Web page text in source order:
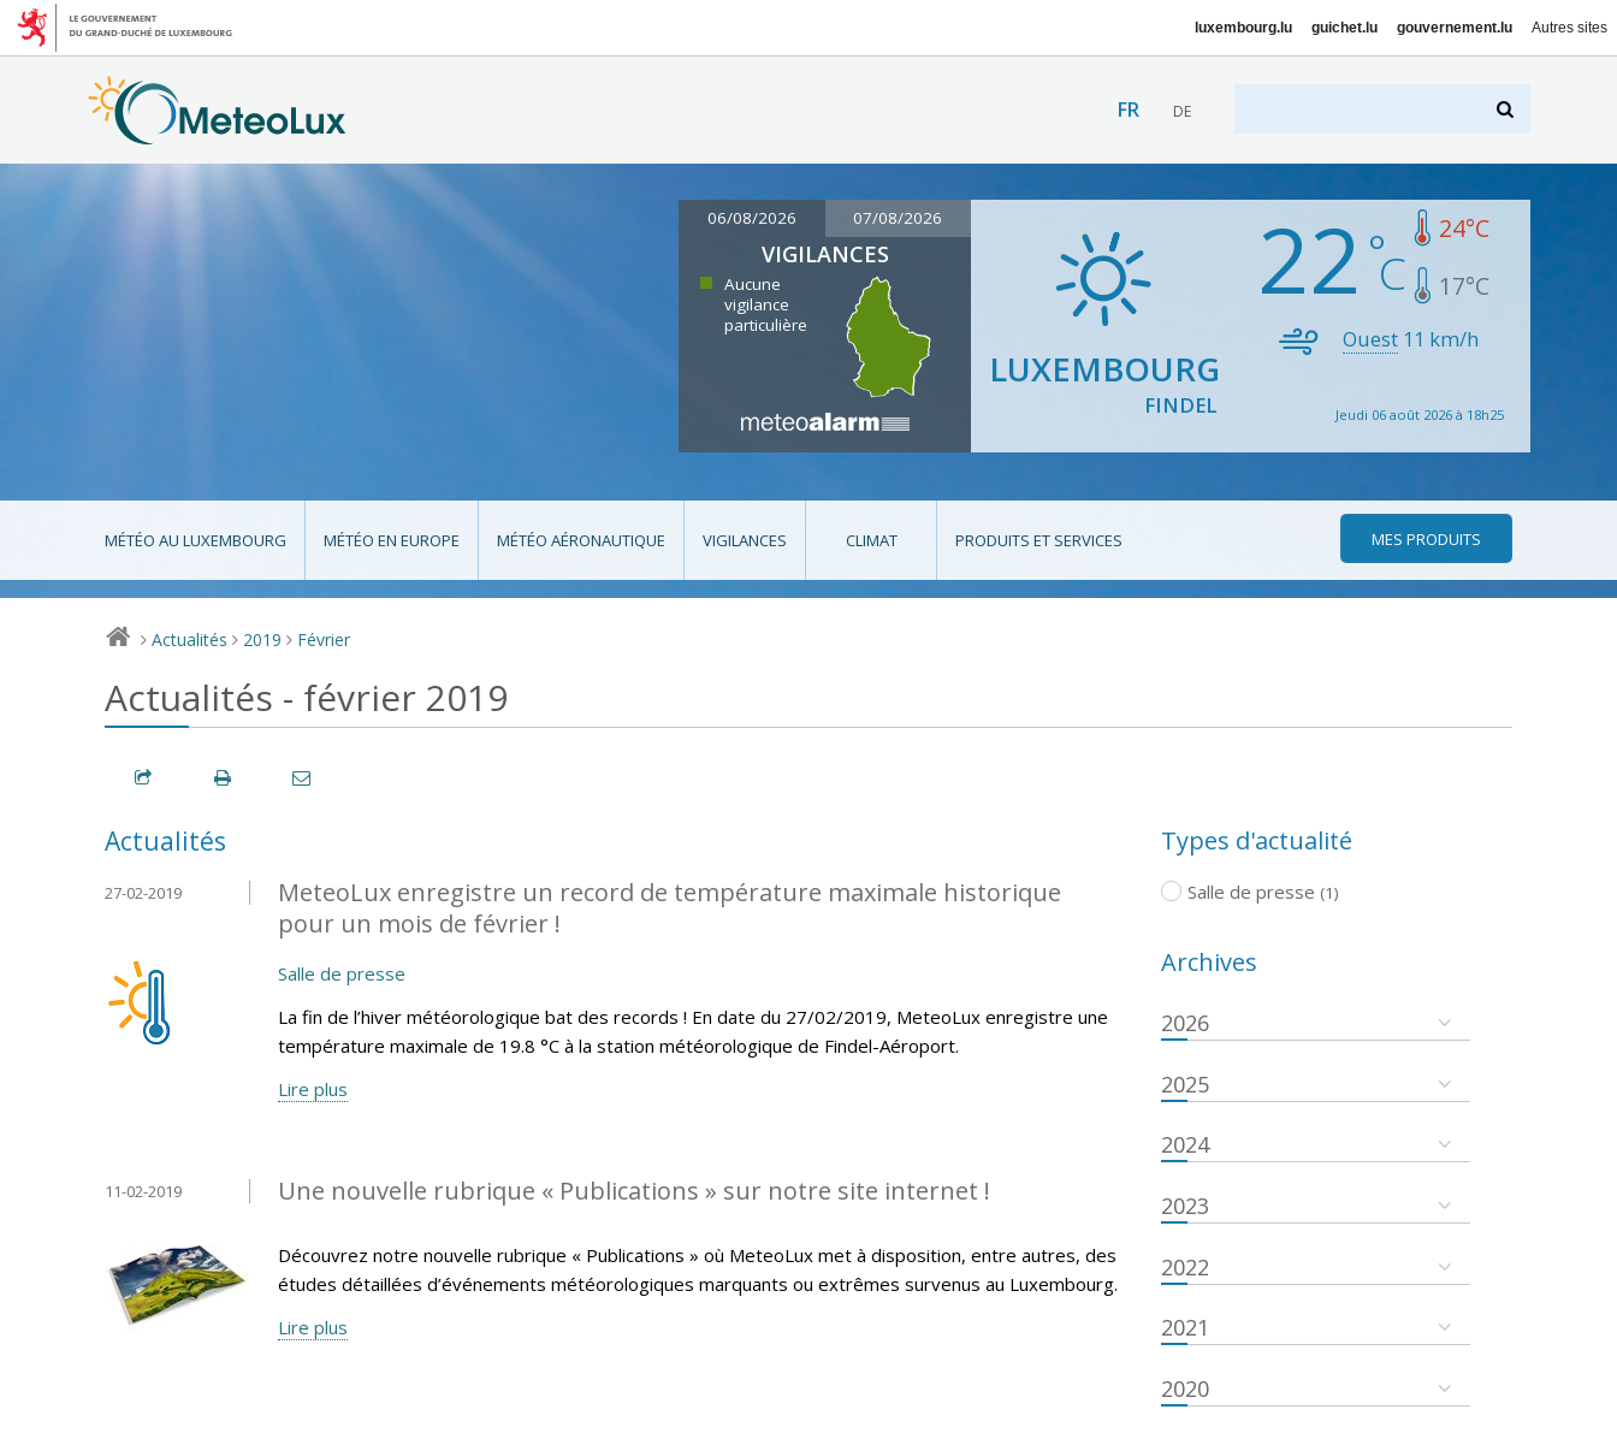
luxembourg.lu guichet.lu gouvernement.lu Autres sites
FR DE
06/08/2026 07/08/2026
VIGILANCES
Aucune
vigilance
particulière
LUXEMBOURG
FINDEL
22 24°C
17°C
Ouest 11 km/h
Jeudi 06 août 2026 à 18h25
MÉTÉO AU LUXEMBOURG MÉTÉO EN EUROPE MÉTÉO AÉRONAUTIQUE VIGILANCES CLIMAT PRODUITS ET SERVICES MES PRODUITS
> Actualités > 2019 > Février
Actualités - février 2019
Actualités
MeteoLux enregistre un record de température maximale historique
pour un mois de février !
27-02-2019
Salle de presse
La fin de l’hiver météorologique bat des records ! En date du 27/02/2019, MeteoLux enregistre une
température maximale de 19.8 °C à la station météorologique de Findel-Aéroport.
Lire plus
Une nouvelle rubrique « Publications » sur notre site internet !
11-02-2019
Découvrez notre nouvelle rubrique « Publications » où MeteoLux met à disposition, entre autres, des
études détaillées d’événements météorologiques marquants ou extrêmes survenus au Luxembourg.
Lire plus
Types d'actualité
Salle de presse (1)
Archives
2026
2025
2024
2023
2022
2021
2020